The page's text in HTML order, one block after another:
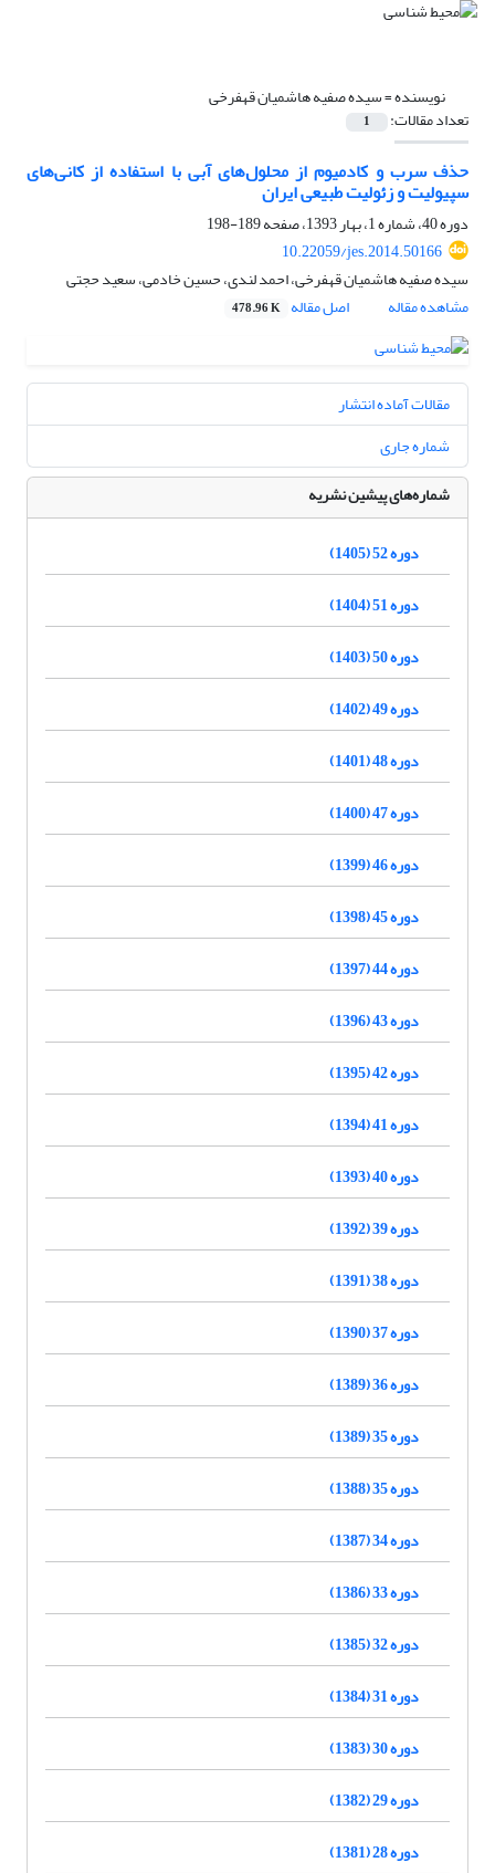
نویسنده =سیده صفیه هاشمیان قهفرخی
تعداد مقالات: 1
حذف سرب و کادمیوم از محلول‌‌های آبی با استفاده از کانی‌‌های
سپیولیت و زئولیت طبیعی ایران
دوره 40، شماره 1، بهار 1393، صفحه
189-198
10.22059/jes.2014.50166
سیده صفیه هاشمیان قهفرخی، احمد لندی، حسین خادمی، سعید حجتی
مشاهده مقاله
اصل مقاله 478.96 K
مقالات آماده انتشار
شماره جاری
شماره‌های پیشین نشریه
دوره 52 (1405)
دوره 51 (1404)
دوره 50 (1403)
دوره 49 (1402)
دوره 48 (1401)
دوره 47 (1400)
دوره 46 (1399)
دوره 45 (1398)
دوره 44 (1397)
دوره 43 (1396)
دوره 42 (1395)
دوره 41 (1394)
دوره 40 (1393)
دوره 39 (1392)
دوره 38 (1391)
دوره 37 (1390)
دوره 36 (1389)
دوره 35 (1389)
دوره 35 (1388)
دوره 34 (1387)
دوره 33 (1386)
دوره 32 (1385)
دوره 31 (1384)
دوره 30 (1383)
دوره 29 (1382)
دوره 28 (1381)